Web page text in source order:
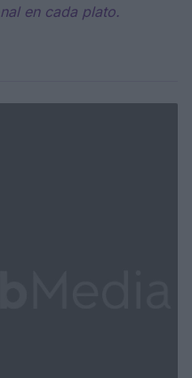
en cada plato.